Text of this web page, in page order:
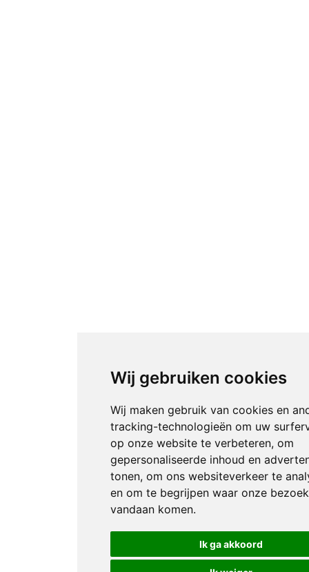
Wij gebruiken cookies
Wij maken gebruik van cookies en
tracking-technologieën om uw
op onze website te verbeteren, om
gepersonaliseerde inhoud en
tonen, om ons websiteverkeer te
en om te begrijpen waar onze
vandaan komen.
Ik ga akkoord